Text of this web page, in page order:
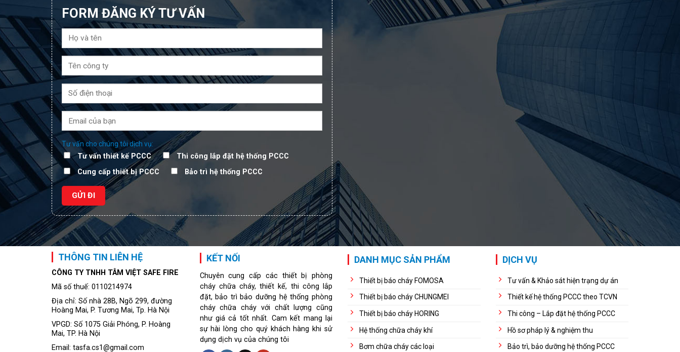
FORM ĐĂNG KÝ TƯ VẤN
Tư vấn cho chúng tôi dịch vụ:
Tư vấn thiết kế PCCC
Thi công lắp đặt hệ thống PCCC
Cung cấp thiết bị PCCC
Bảo trì hệ thống PCCC
THÔNG TIN LIÊN HỆ
CÔNG TY TNHH TÂM VIỆT SAFE FIRE
Mã số thuế: 0110214974
Địa chỉ: Số nhà 28B, Ngõ 299, đường
Hoàng Mai, P. Tương Mai, Tp. Hà Nội
VPGD: Số 1075 Giải Phóng, P. Hoàng
Mai, TP. Hà Nội
Email: tasfa.cs1@gmail.com
KẾT NỐI
Chuyên cung cấp các thiết bị phòng
cháy chữa cháy, thiết kế, thi công lắp
đặt, bảo trì bảo dưỡng hệ thống phòng
cháy chữa cháy với chất lượng cũng
như giá cả tốt nhất. Cam kết mang lại
sự hài lòng cho quý khách hàng khi sử
dụng dịch vụ của chúng tôi
DANH MỤC SẢN PHẨM
Thiết bị báo cháy FOMOSA
Thiết bị báo cháy CHUNGMEI
Thiết bị báo cháy HORING
Hệ thống chữa cháy khí
Bơm chữa cháy các loại
DỊCH VỤ
Tư vấn & Khảo sát hiện trạng dự án
Thiết kế hệ thống PCCC theo TCVN
Thi công – Lắp đặt hệ thống PCCC
Hồ sơ pháp lý & nghiệm thu
Bảo trì, bảo dưỡng hệ thống PCCC